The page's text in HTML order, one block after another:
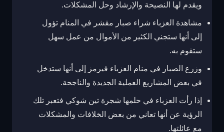
ويقدم لها النصيحة والإرشاد وحل المشكلات.
مشاهدة العزباء شراء صبار مقشر في المنام تؤول
إلى أنها ستجني الكثير من الأموال من عمل سهل
ستقوم به.
وزرع الصبار في منام العزباء فيرمز إلى أنها ستدخل
في بعض المشاريع العملية الجديدة والناجحة.
إذا رأت العزباء في حلمها شجرة تين شوكي فتعبر تلك
الرؤية عن أنها تعاني من بعض الخلافات والمشكلات
مع عائلتها.